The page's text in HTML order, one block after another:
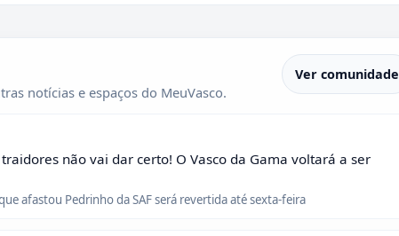
notícias e espaços do MeuVasco.
Ver comunidade
não vai dar certo! O Vasco da Gama voltará a ser
afastou Pedrinho da SAF será revertida até sexta-feira